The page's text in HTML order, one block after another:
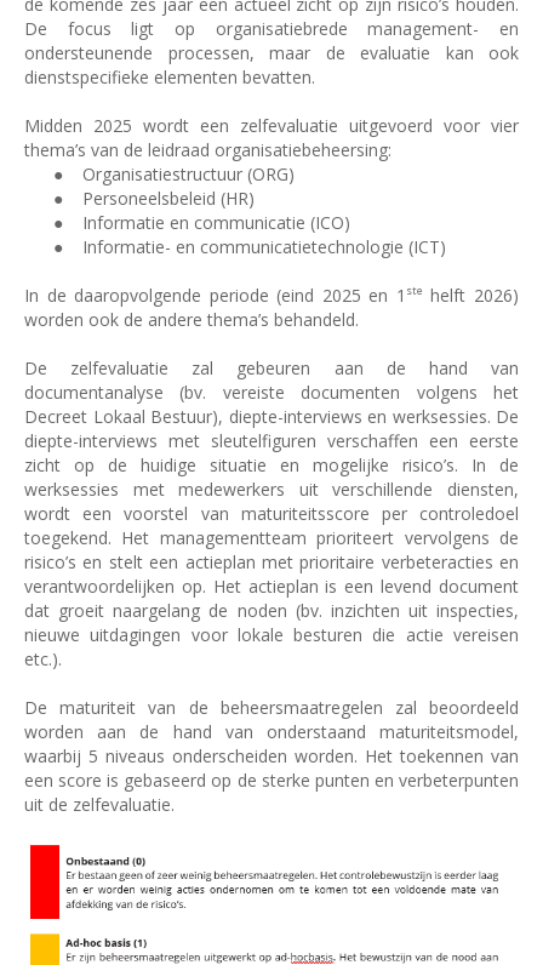
De focus ligt op organisatiebrede management- en
ondersteunende processen, maar de evaluatie kan ook
dienstspecifieke elementen bevatten.
Midden 2025 wordt een zelfevaluatie uitgevoerd voor vier
thema’s van de leidraad organisatiebeheersing:
●
Organisatiestructuur (ORG)
●
Personeelsbeleid (HR)
●
Informatie en communicatie (ICO)
●
Informatie- en communicatietechnologie (ICT)
In de daaropvolgende periode (eind 2025 en 1 ste helft 2026)
worden ook de andere thema’s behandeld.
De zelfevaluatie zal gebeuren aan de hand van
documentanalyse (bv. vereiste documenten volgens het
Decreet Lokaal Bestuur), diepte-interviews en werksessies. De
diepte-interviews met sleutelfiguren verschaffen een eerste
zicht op de huidige situatie en mogelijke risico’s. In de
werksessies met medewerkers uit verschillende diensten,
wordt een voorstel van maturiteitsscore per controledoel
toegekend. Het managementteam prioriteert vervolgens de
risico’s en stelt een actieplan met prioritaire verbeteracties en
verantwoordelijken op. Het actieplan is een levend document
dat groeit naargelang de noden (bv. inzichten uit inspecties,
nieuwe uitdagingen voor lokale besturen die actie vereisen
etc.).
De maturiteit van de beheersmaatregelen zal beoordeeld
worden aan de hand van onderstaand maturiteitsmodel,
waarbij 5 niveaus onderscheiden worden. Het toekennen van
een score is gebaseerd op de sterke punten en verbeterpunten
uit de zelfevaluatie.